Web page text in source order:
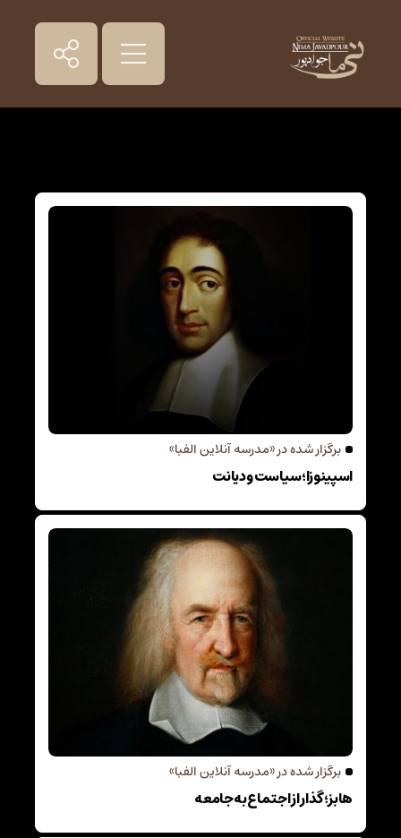
برگزار شده در «مدرسه آنلاین الفبا»
اسپینوزا؛ سیاست و دیانت
برگزار شده در «مدرسه آنلاین الفبا»
هابز؛ گذار از اجتماع به جامعه